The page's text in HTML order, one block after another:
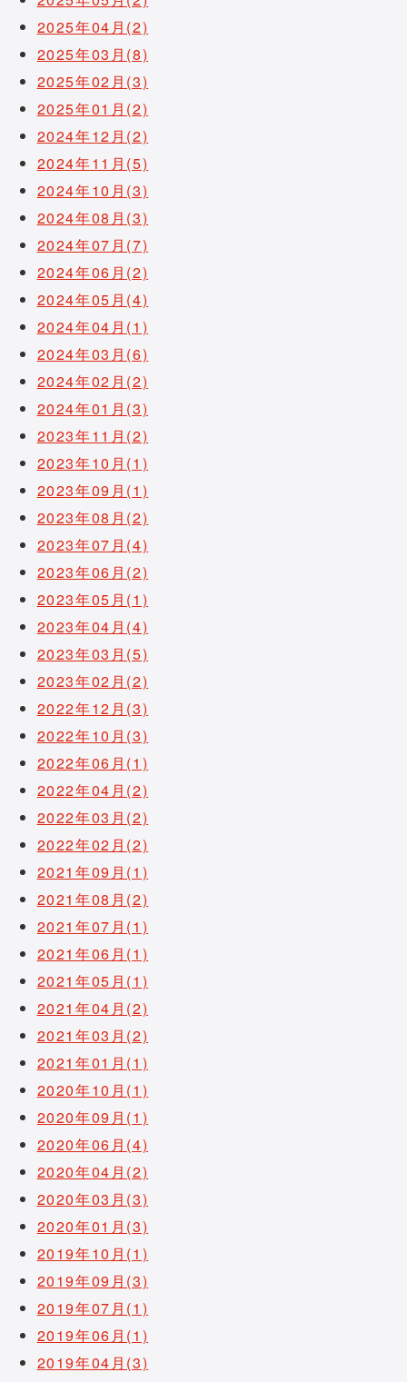
2025年04月(2)
2025年03月(8)
2025年02月(3)
2025年01月(2)
2024年12月(2)
2024年11月(5)
2024年10月(3)
2024年08月(3)
2024年07月(7)
2024年06月(2)
2024年05月(4)
2024年04月(1)
2024年03月(6)
2024年02月(2)
2024年01月(3)
2023年11月(2)
2023年10月(1)
2023年09月(1)
2023年08月(2)
2023年07月(4)
2023年06月(2)
2023年05月(1)
2023年04月(4)
2023年03月(5)
2023年02月(2)
2022年12月(3)
2022年10月(3)
2022年06月(1)
2022年04月(2)
2022年03月(2)
2022年02月(2)
2021年09月(1)
2021年08月(2)
2021年07月(1)
2021年06月(1)
2021年05月(1)
2021年04月(2)
2021年03月(2)
2021年01月(1)
2020年10月(1)
2020年09月(1)
2020年06月(4)
2020年04月(2)
2020年03月(3)
2020年01月(3)
2019年10月(1)
2019年09月(3)
2019年07月(1)
2019年06月(1)
2019年04月(3)